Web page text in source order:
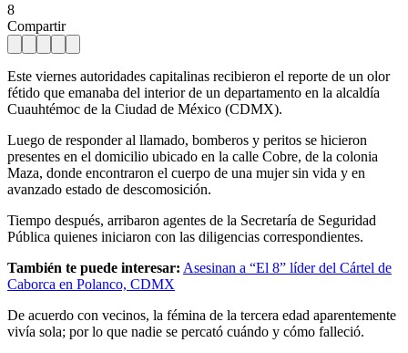
8
Compartir
Este viernes autoridades capitalinas recibieron el reporte de un olor
fétido que emanaba del interior de un departamento en la alcaldía
Cuauhtémoc de la Ciudad de México (CDMX).
Luego de responder al llamado, bomberos y peritos se hicieron
presentes en el domicilio ubicado en la calle Cobre, de la colonia
Maza, donde encontraron el cuerpo de una mujer sin vida y en
avanzado estado de descomosición.
Tiempo después, arribaron agentes de la Secretaría de Seguridad
Pública quienes iniciaron con las diligencias correspondientes.
También te puede interesar: Asesinan a “El 8” líder del Cártel de
Caborca en Polanco, CDMX
De acuerdo con vecinos, la fémina de la tercera edad aparentemente
vivía sola; por lo que nadie se percató cuándo y cómo falleció.